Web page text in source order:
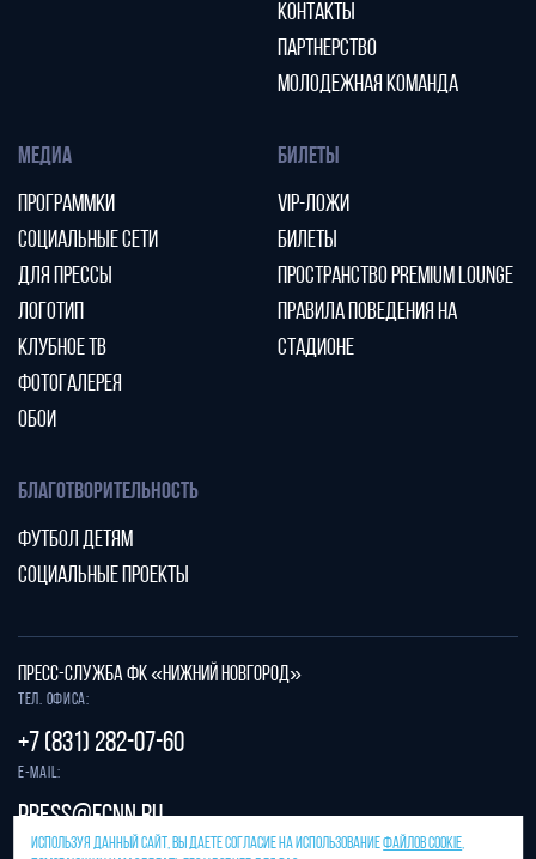
КОНТАКТЫ
ПАРТНЕРСТВО
МОЛОДЕЖНАЯ КОМАНДА
МЕДИА
ПРОГРАММКИ
СОЦИАЛЬНЫЕ СЕТИ
ДЛЯ ПРЕССЫ
ЛОГОТИП
КЛУБНОЕ ТВ
ФОТОГАЛЕРЕЯ
ОБОИ
БИЛЕТЫ
VIP-ЛОЖИ
БИЛЕТЫ
ПРОСТРАНСТВО PREMIUM LOUNGE
ПРАВИЛА ПОВЕДЕНИЯ НА
СТАДИОНЕ
БЛАГОТВОРИТЕЛЬНОСТЬ
ФУТБОЛ ДЕТЯМ
СОЦИАЛЬНЫЕ ПРОЕКТЫ
Защита от спама reCAPTCHA.
ПРЕСС-СЛУЖБА ФК «НИЖНИЙ НОВГОРОД»
Тел. офиса:
+7 (831) 282-07-60
E-mail:
press@fcnn.ru
ИСПОЛЬЗУЯ ДАННЫЙ САЙТ, ВЫ ДАЕТЕ СОГЛАСИЕ НА ИСПОЛЬЗОВАНИЕФАЙЛОВ COOKIE,